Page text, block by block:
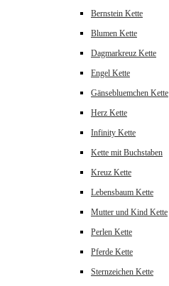
Bernstein Kette
Blumen Kette
Dagmarkreuz Kette
Engel Kette
Gänsebluemchen Kette
Herz Kette
Infinity Kette
Kette mit Buchstaben
Kreuz Kette
Lebensbaum Kette
Mutter und Kind Kette
Perlen Kette
Pferde Kette
Sternzeichen Kette